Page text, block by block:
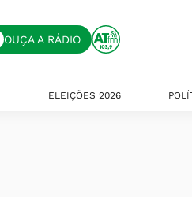
OUÇA A RÁDIO
ELEIÇÕES 2026